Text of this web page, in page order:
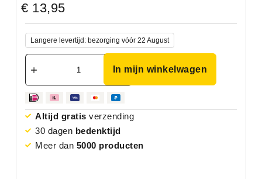
€ 13,95
Langere levertijd: bezorging vóór 22 August
In mijn winkelwagen
Altijd gratis verzending
30 dagen bedenktijd
Meer dan 5000 producten